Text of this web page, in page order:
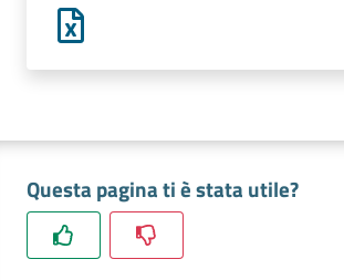
Impresa
Digitale
La
Questa pagina ti è stata utile?